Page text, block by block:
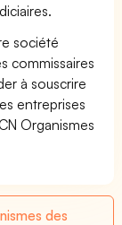
société
commissaires
à souscrire
entreprises
Organismes
des